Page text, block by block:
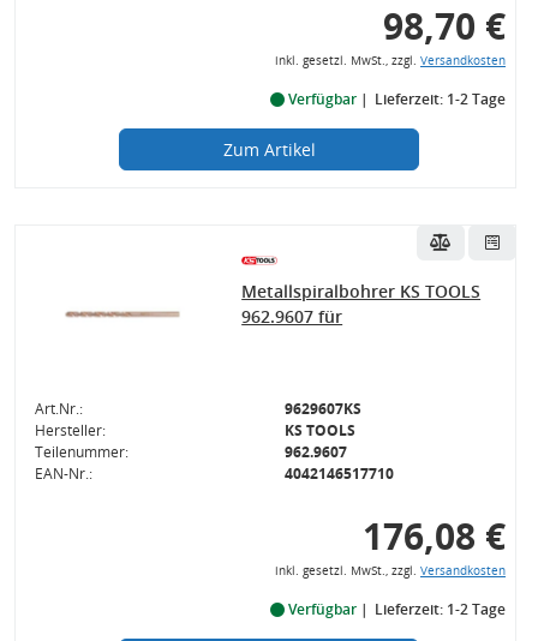
98,70 €
inkl. gesetzl. MwSt., zzgl. Versandkosten
Verfügbar Lieferzeit: 1-2 Tage
Zum Artikel
Metallspiralbohrer KS TOOLS
962.9607 für
Art.Nr.:
9629607KS
Hersteller:
KS TOOLS
Teilenummer:
962.9607
EAN-Nr.:
4042146517710
176,08 €
inkl. gesetzl. MwSt., zzgl. Versandkosten
Verfügbar Lieferzeit: 1-2 Tage